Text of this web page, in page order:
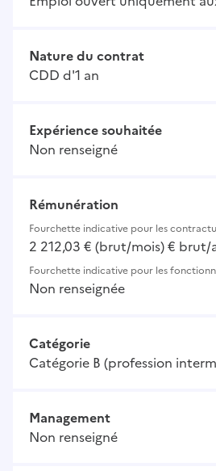
Nature du contrat
CDD d'1 an
Expérience souhaitée
Non renseigné
Rémunération
Fourchette indicative pour les
2 212,03 € (brut/mois) € brut/
Fourchette indicative pour les
Non renseignée
Catégorie
Catégorie B (profession
Management
Non renseigné